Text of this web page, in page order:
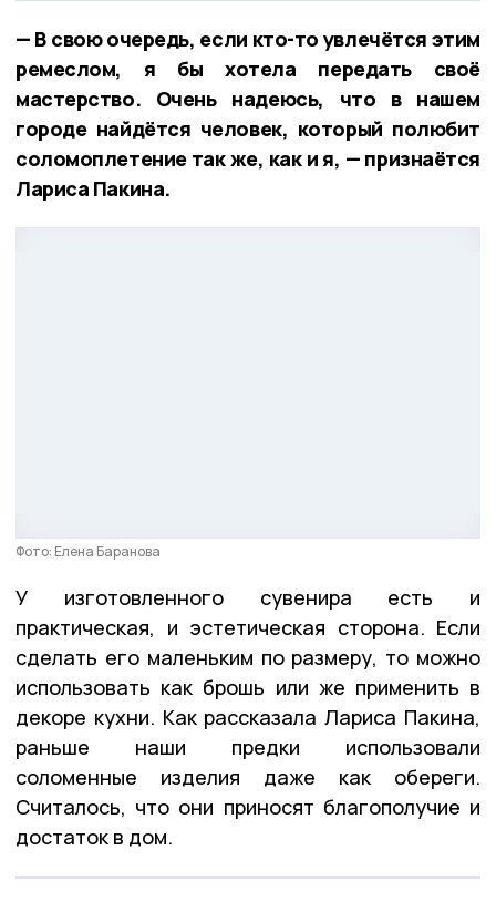
— В свою очередь, если кто-то увлечётся этим
ремеслом, я бы хотела передать своё
мастерство. Очень надеюсь, что в нашем
городе найдётся человек, который полюбит
соломоплетение так же, как и я, — признаётся
Лариса Пакина.
Фото: Елена Баранова
У изготовленного сувенира есть и
практическая, и эстетическая сторона. Если
сделать его маленьким по размеру, то можно
использовать как брошь или же применить в
декоре кухни. Как рассказала Лариса Пакина,
раньше наши предки использовали
соломенные изделия даже как обереги.
Считалось, что они приносят благополучие и
достаток в дом.